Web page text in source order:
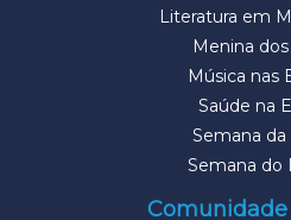
Literatura em
Menina
Música nas
Saúde na
Semana da
Semana do